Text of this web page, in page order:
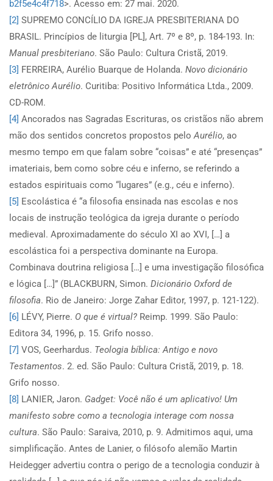
b2f5e4c4f718>. Acesso em: 27 mai. 2020.
[2] SUPREMO CONCÍLIO DA IGREJA PRESBITERIANA DO
BRASIL. Princípios de liturgia [PL], Art. 7º e 8º, p. 184-193. In:
Manual presbiteriano. São Paulo: Cultura Cristã, 2019.
[3] FERREIRA, Aurélio Buarque de Holanda. Novo dicionário
eletrônico Aurélio. Curitiba: Positivo Informática Ltda., 2009.
CD-ROM.
[4] Ancorados nas Sagradas Escrituras, os cristãos não abrem
mão dos sentidos concretos propostos peloAurélio, ao
mesmo tempo em que falam sobre “coisas” e até “presenças”
imateriais, bem como sobre céu e inferno, se referindo a
estados espirituais como “lugares” (e.g., céu e inferno).
[5] Escolástica é “a filosofia ensinada nas escolas e nos
locais de instrução teológica da igreja durante o período
medieval. Aproximadamente do século XI ao XVI, […] a
escolástica foi a perspectiva dominante na Europa.
Combinava doutrina religiosa […] e uma investigação filosófica
e lógica […]” (BLACKBURN, Simon. Dicionário Oxford de
filosofia. Rio de Janeiro: Jorge Zahar Editor, 1997, p. 121-122).
[6] LÉVY, Pierre. O que é virtual? Reimp. 1999. São Paulo:
Editora 34, 1996, p. 15. Grifo nosso.
[7] VOS, Geerhardus. Teologia bíblica: Antigo e novo
Testamentos. 2. ed. São Paulo: Cultura Cristã, 2019, p. 18.
Grifo nosso.
[8] LANIER, Jaron. Gadget: Você não é um aplicativo! Um
manifesto sobre como a tecnologia interage com nossa
cultura. São Paulo: Saraiva, 2010, p. 9. Admitimos aqui, uma
simplificação. Antes de Lanier, o filósofo alemão Martin
Heidegger advertiu contra o perigo de a tecnologia conduzir à